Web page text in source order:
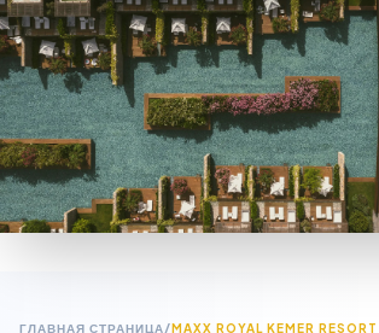
ГЛАВНАЯ СТРАНИЦА/